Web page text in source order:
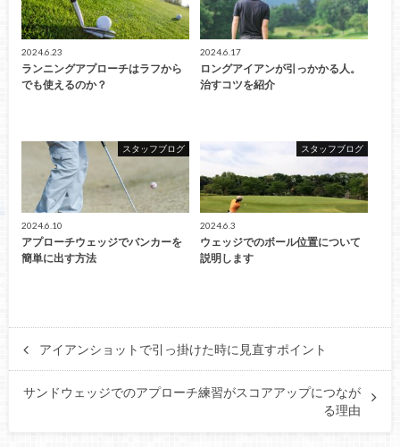
2024.6.23
ランニングアプローチはラフから
でも使えるのか？
2024.6.17
ロングアイアンが引っかかる人。
治すコツを紹介
スタッフブログ
2024.6.10
アプローチウェッジでバンカーを
簡単に出す方法
スタッフブログ
2024.6.3
ウェッジでのボール位置について
説明します
アイアンショットで引っ掛けた時に見直すポイント
サンドウェッジでのアプローチ練習がスコアアップにつなが
る理由